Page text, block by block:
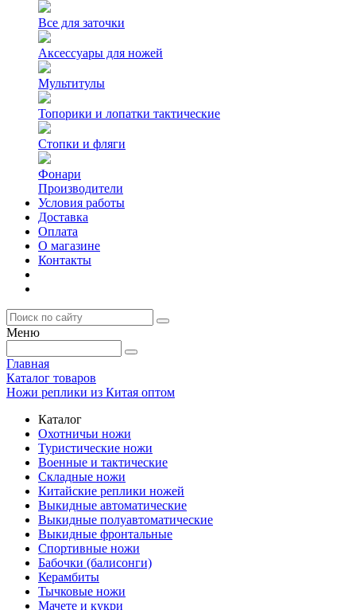
Все для заточки
Аксессуары для ножей
Мультитулы
Топорики и лопатки тактические
Стопки и фляги
Фонари
Производители
Условия работы
Доставка
Оплата
О магазине
Контакты
Меню
Главная
Каталог товаров
Ножи реплики из Китая оптом
Каталог
Охотничьи ножи
Туристические ножи
Военные и тактические
Складные ножи
Китайские реплики ножей
Выкидные автоматические
Выкидные полуавтоматические
Выкидные фронтальные
Спортивные ножи
Бабочки (балисонги)
Керамбиты
Тычковые ножи
Мачете и кукри